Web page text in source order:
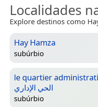
Localidades
Explore destinos como
Hay Hamza
subúrbio
le quartier
الحي الإداري
subúrbio